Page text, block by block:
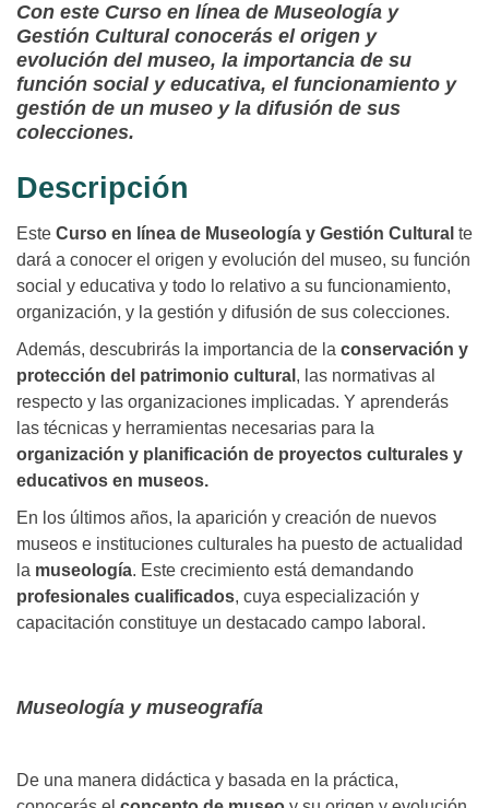
Con este Curso en línea de Museología y
Gestión Cultural conocerás el origen y
evolución del museo, la importancia de su
función social y educativa, el funcionamiento y
gestión de un museo y la difusión de sus
colecciones.
Descripción
Este Curso en línea de Museología y Gestión Cultural te
dará a conocer el origen y evolución del museo, su función
social y educativa y todo lo relativo a su funcionamiento,
organización, y la gestión y difusión de sus colecciones.
Además, descubrirás la importancia de la conservación y
protección del patrimonio cultural , las normativas al
respecto y las organizaciones implicadas. Y aprenderás
las técnicas y herramientas necesarias para la
organización y planificación de proyectos culturales y
educativos en museos.
En los últimos años, la aparición y creación de nuevos
museos e instituciones culturales ha puesto de actualidad
la museología. Este crecimiento está demandando
profesionales cualificados, cuya especialización y
capacitación constituye un destacado campo laboral.
Museología y museografía
De una manera didáctica y basada en la práctica,